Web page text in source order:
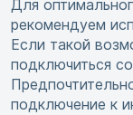
Для
рекомендуем
Если такой
подключиться
подключение к